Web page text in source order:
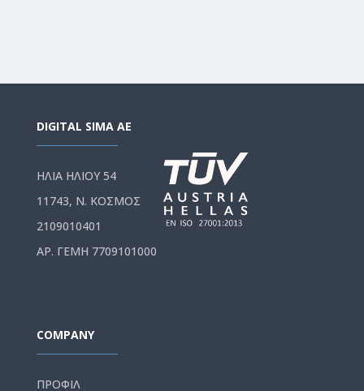
DIGITAL SIMA AE
ΗΛΙΑ ΗΛΙΟΥ 54
11743, Ν. ΚΟΣΜΟΣ
2109010401
ΑΡ. ΓΕΜΗ 7709101000
COMPANY
ΠΡΟΦΙΛ